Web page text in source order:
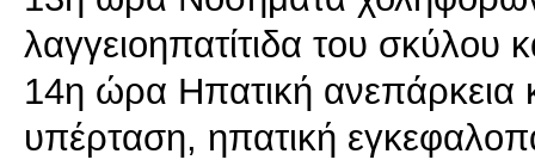
λαγγειοηπατίτιδα του σκύλου
14η ώρα Ηπατική ανεπάρκεια
υπέρταση, ηπατική